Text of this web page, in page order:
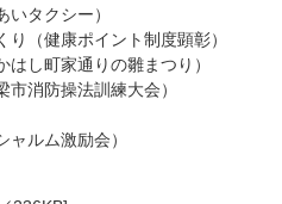
いタクシー）
り（健康ポイント制度顕彰）
はし町家通りの雛まつり）
市消防操法訓練大会）
ャルム激励会）